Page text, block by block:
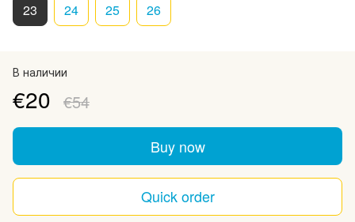
23 24 25 26
В наличии
€20 €54
Buy now
Quick order